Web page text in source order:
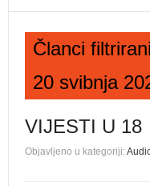
Članci
20 svibnja
VIJESTI U 18
Objavljeno u kategoriji: